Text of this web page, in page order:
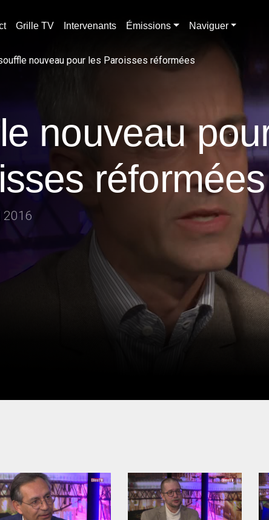
Grille TV Intervenants Émissions Naviguer
nouveau pour les Paroisses réformées
nouveau
réformées
2016